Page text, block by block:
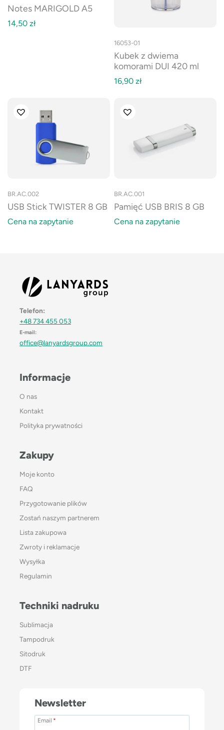
Notes MARIGOLD A5
14,50 zł
16053-01
Kubek z dwiema
komorami DUI 420 ml
16,90 zł
BR.AC.002
USB Stick TWISTER 8 GB
Cena na zapytanie
BR.AC.001
Pamięć USB BRIS 8 GB
Cena na zapytanie
Telefon:
+48 734 455 053
E-mail:
office@lanyardsgroup.com
Informacje
O nas
Kontakt
Polityka prywatności
Zakupy
Moje konto
FAQ
Przygotowanie plików
Zostań naszym partnerem
Lista zakupowa
Zwroty i reklamacje
Wysyłka
Regulamin
Techniki nadruku
Sublimacja
Tampodruk
Sitodruk
DTF
Newsletter
Email *